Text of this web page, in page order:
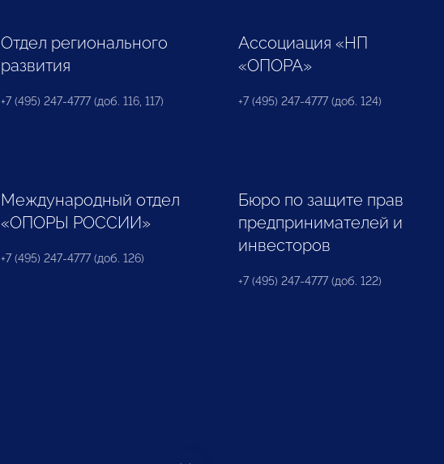
Отдел регионального
развития
+7 (495) 247-4777 (доб. 116, 117)
Ассоциация «НП
«ОПОРА»
+7 (495) 247-4777 (доб. 124)
Международный отдел
«ОПОРЫ РОССИИ»
+7 (495) 247-4777 (доб. 126)
Бюро по защите прав
предпринимателей и
инвесторов
+7 (495) 247-4777 (доб. 122)